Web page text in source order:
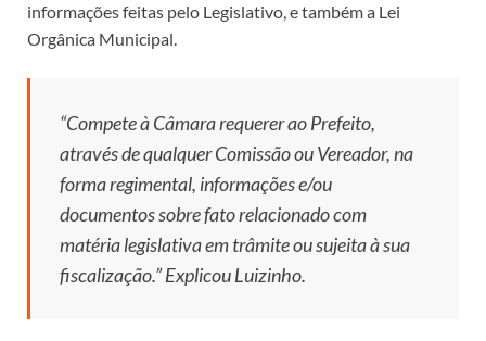
informações feitas pelo Legislativo, e também a Lei
Orgânica Municipal.
“Compete à Câmara requerer ao Prefeito,
através de qualquer Comissão ou Vereador, na
forma regimental, informações e/ou
documentos sobre fato relacionado com
matéria legislativa em trâmite ou sujeita à sua
fiscalização.” Explicou Luizinho.